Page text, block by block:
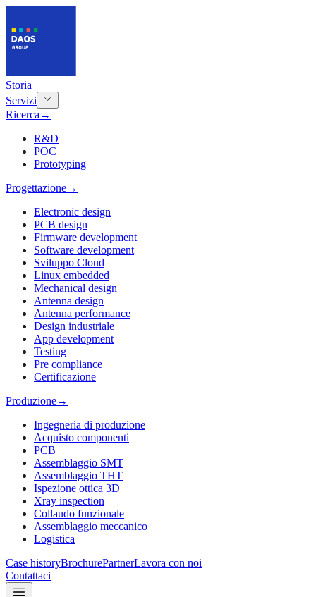
Storia
Servizi
Ricerca →
R&D
POC
Prototyping
Progettazione→
Electronic design
PCB design
Firmware development
Software development
Sviluppo Cloud
Linux embedded
Mechanical design
Antenna design
Antenna performance
Design industriale
App development
Testing
Pre compliance
Certificazione
Produzione→
Ingegneria di produzione
Acquisto componenti
PCB
Assemblaggio SMT
Assemblaggio THT
Ispezione ottica 3D
Xray inspection
Collaudo funzionale
Assemblaggio meccanico
Logistica
Case historyBrochurePartnerLavora con noi
Contattaci